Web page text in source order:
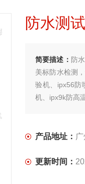
防水测
简要描述： 防
美标防水检测
验机、ipx56防
机、ipx9k防高
产品地址： 广
更新时间：